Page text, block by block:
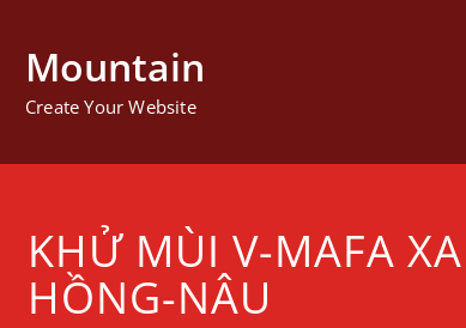
Mountain
Create Your Website
KHỬ MÙI V-MAFA
HỒNG-NÂU